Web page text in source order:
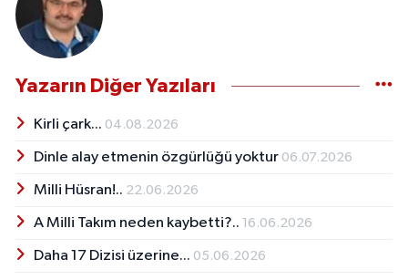
Yazarın Diğer Yazıları
Kirli çark... 04.08.2026
Dinle alay etmenin özgürlüğü yoktur 06.07.2026
Milli Hüsran!.. 22.06.2026
A Milli Takım neden kaybetti?.. 16.06.2026
Daha 17 Dizisi üzerine... 05.06.2026